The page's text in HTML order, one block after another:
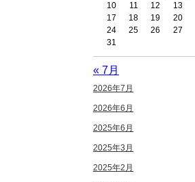
10
11 12 13
17
18 19 20
24
25 26 27
31
« 7月
2026年7月
2026年6月
2025年6月
2025年3月
2025年2月